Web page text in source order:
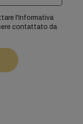
l'Informativa
contattato da